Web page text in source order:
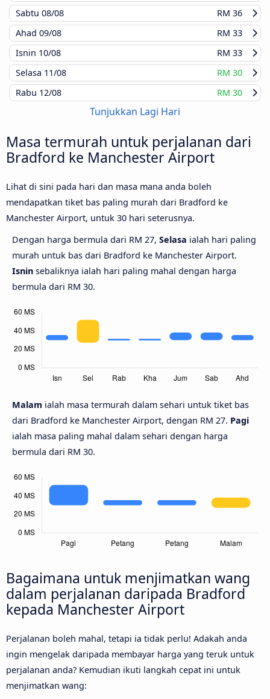
Sabtu 08/08
RM 36
Ahad 09/08
RM 33
Isnin 10/08
RM 33
Selasa 11/08
RM 30
Rabu 12/08 RM 30
Tunjukkan Lagi Hari
Masa termurah untuk perjalanan dari
Bradford ke Manchester Airport
Lihat di sini pada hari dan masa mana anda boleh
mendapatkan tiket bas paling murah dari Bradford ke
Manchester Airport, untuk 30 hari seterusnya.
Dengan harga bermula dari RM 27, Selasa ialah hari paling
murah untuk bas dari Bradford ke Manchester Airport.
Isnin sebaliknya ialah hari paling mahal dengan harga
bermula dari RM 30.
Malam ialah masa termurah dalam sehari untuk tiket bas
dari Bradford ke Manchester Airport, dengan RM 27. Pagi
ialah masa paling mahal dalam sehari dengan harga
bermula dari RM 30.
Bagaimana untuk menjimatkan wang
dalam perjalanan daripada Bradford
kepada Manchester Airport
Perjalanan boleh mahal, tetapi ia tidak perlu! Adakah anda
ingin mengelak daripada membayar harga yang teruk untuk
perjalanan anda? Kemudian ikuti langkah cepat ini untuk
menjimatkan wang: